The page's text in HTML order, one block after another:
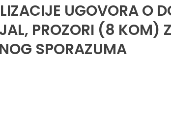
UGOVORA O
PROZORI (8 KOM)
SPORAZUMA